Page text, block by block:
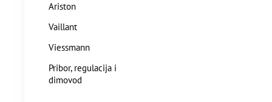
Ariston
Vaillant
Viessmann
Pribor, regulacija i
dimovod